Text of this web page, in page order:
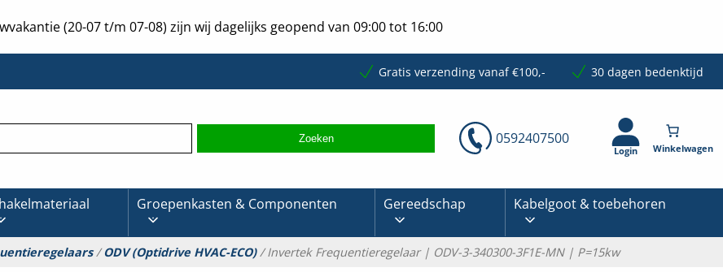
(20-07 t/m 07-08) zijn wij dagelijks geopend van 09:00 tot 16:00
Gratis verzending vanaf €100,- 30 dagen bedenktijd
0592407500
Login
Groepenkasten & Componenten Gereedschap Kabelgoot & toebehoren
/ODV (Optidrive HVAC-ECO)/ Invertek Frequentieregelaar | ODV-3-340300-3F1E-MN | P=15kw